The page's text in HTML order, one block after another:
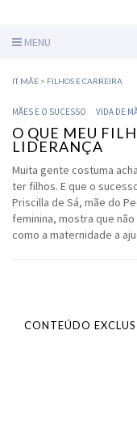
MENU
IT MÃE > FILHOS E CARREIRA
MÃES E O SUCESSO VIDA DE
O QUE MEU
LIDERANÇA
Muita gente costuma
ter filhos. E que o
Priscilla de Sá, mãe do
feminina, mostra que
como a maternidade a
CONTEÚDO